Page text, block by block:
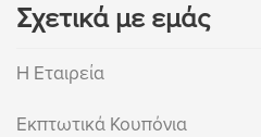
Σχετικά με εμάς
Η Εταιρεία
Εκπτωτικά Κουπόνια